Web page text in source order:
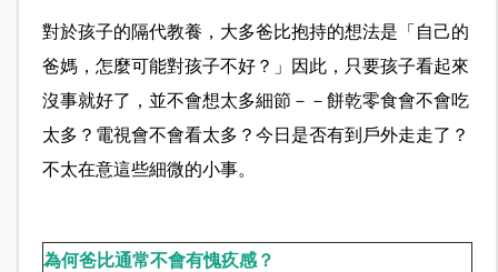
對於孩子的隔代教養，大多爸比抱持的想法是「自己的
爸媽，怎麼可能對孩子不好？」因此，只要孩子看起來
沒事就好了，並不會想太多細節－－餅乾零食會不會吃
太多？電視會不會看太多？今日是否有到戶外走走了？
不太在意這些細微的小事。
為何爸比通常不會有愧疚感？